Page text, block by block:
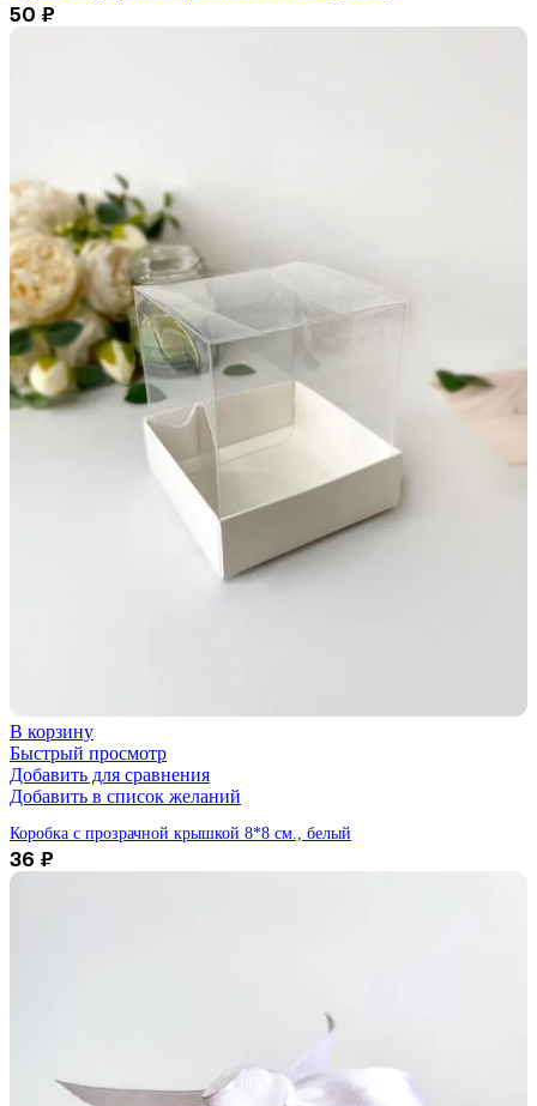
50 ₽
В корзину
Быстрый просмотр
Добавить для сравнения
Добавить в список желаний
Коробка с прозрачной крышкой 8*8 см., белый
36 ₽